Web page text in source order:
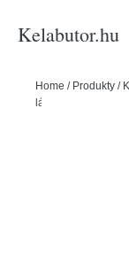
Kelabutor.hu
Home / Produkty /
lámpa (magasság